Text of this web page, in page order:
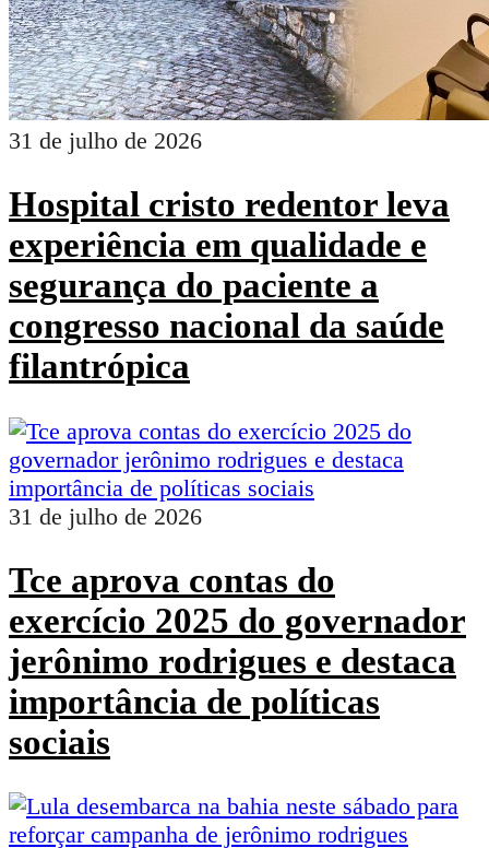
31 de julho de 2026
Hospital cristo redentor leva
experiência em qualidade e
segurança do paciente a
congresso nacional da saúde
filantrópica
31 de julho de 2026
Tce aprova contas do
exercício 2025 do governador
jerônimo rodrigues e destaca
importância de políticas
sociais